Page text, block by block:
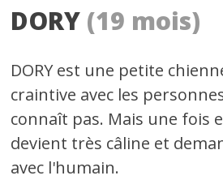
DORY (19 mois)
DORY est une petite
craintive avec les
connaît pas. Mais une fois
devient très câline et
avec l'humain.